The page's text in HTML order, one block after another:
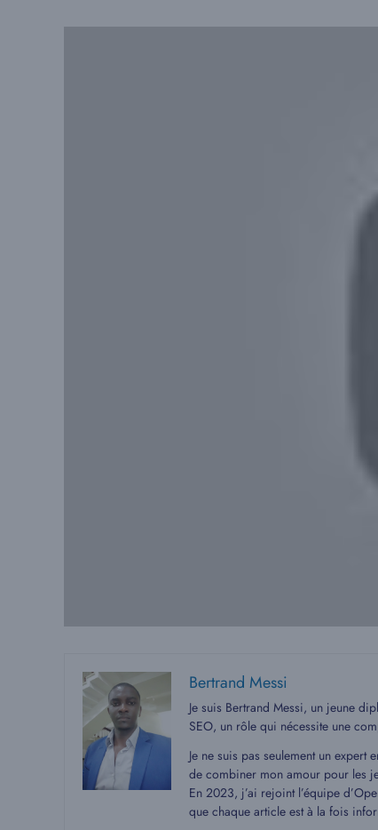
Bertrand Messi
Je suis Bertrand Messi, un jeune
SEO, un rôle qui nécessite une
Je ne suis pas seulement un
de combiner mon amour pour les
En 2023, j’ai rejoint l’équipe
que chaque article est à la fois